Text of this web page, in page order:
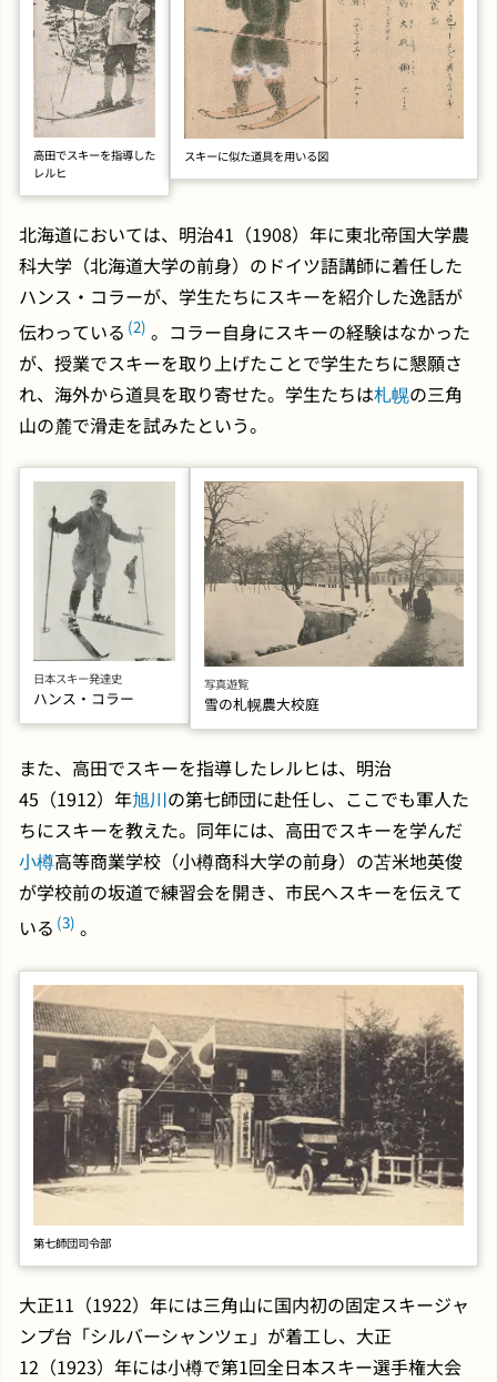
高田でスキーを指導した
レルヒ
スキーに似た道具を用いる図
北海道においては、明治41（1908）年に東北帝国大学農
科大学（北海道大学の前身）のドイツ語講師に着任した
ハンス・コラーが、学生たちにスキーを紹介した逸話が
伝わっている (2) 。コラー自身にスキーの経験はなかった
が、授業でスキーを取り上げたことで学生たちに懇願さ
れ、海外から道具を取り寄せた。学生たちは札幌の三角
山の麓で滑走を試みたという。
日本スキー発達史
ハンス・コラー
写真遊覧
雪の札幌農大校庭
また、高田でスキーを指導したレルヒは、明治
45（1912）年旭川の第七師団に赴任し、ここでも軍人た
ちにスキーを教えた。同年には、高田でスキーを学んだ
小樽高等商業学校（小樽商科大学の前身）の苫米地英俊
が学校前の坂道で練習会を開き、市民へスキーを伝えて
いる (3) 。
第七師団司令部
大正11（1922）年には三角山に国内初の固定スキージャ
ンプ台「シルバーシャンツェ」が着工し、大正
12（1923）年には小樽で第1回全日本スキー選手権大会